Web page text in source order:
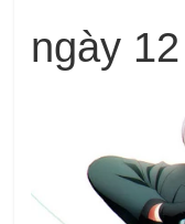
ngày